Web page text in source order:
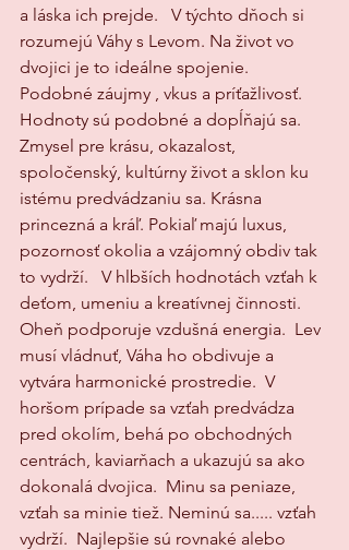
a láska ich prejde.   V týchto dňoch si
rozumejú Váhy s Levom. Na život vo
dvojici je to ideálne spojenie.
Podobné záujmy , vkus a príťažlivosť.
Hodnoty sú podobné a dopĺňajú sa.
Zmysel pre krásu, okazalost,
spoločenský, kultúrny život a sklon ku
istému predvádzaniu sa. Krásna
princezná a kráľ. Pokiaľ majú luxus,
pozornosť okolia a vzájomný obdiv tak
to vydrží.   V hlbších hodnotách vzťah k
deťom, umeniu a kreatívnej činnosti.
Oheň podporuje vzdušná energia.  Lev
musí vládnuť, Váha ho obdivuje a
vytvára harmonické prostredie.  V
horšom prípade sa vzťah predvádza
pred okolím, behá po obchodných
centrách, kaviarňach a ukazujú sa ako
dokonalá dvojica.  Minu sa peniaze,
vzťah sa minie tiež. Neminú sa..... vzťah
vydrží.  Najlepšie sú rovnaké alebo